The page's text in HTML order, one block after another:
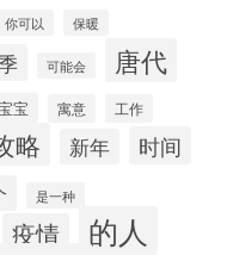
你可以 保暖
可能会 唐代
宝 寓意 工作
略 新年 时间
是一种
疫情 的人